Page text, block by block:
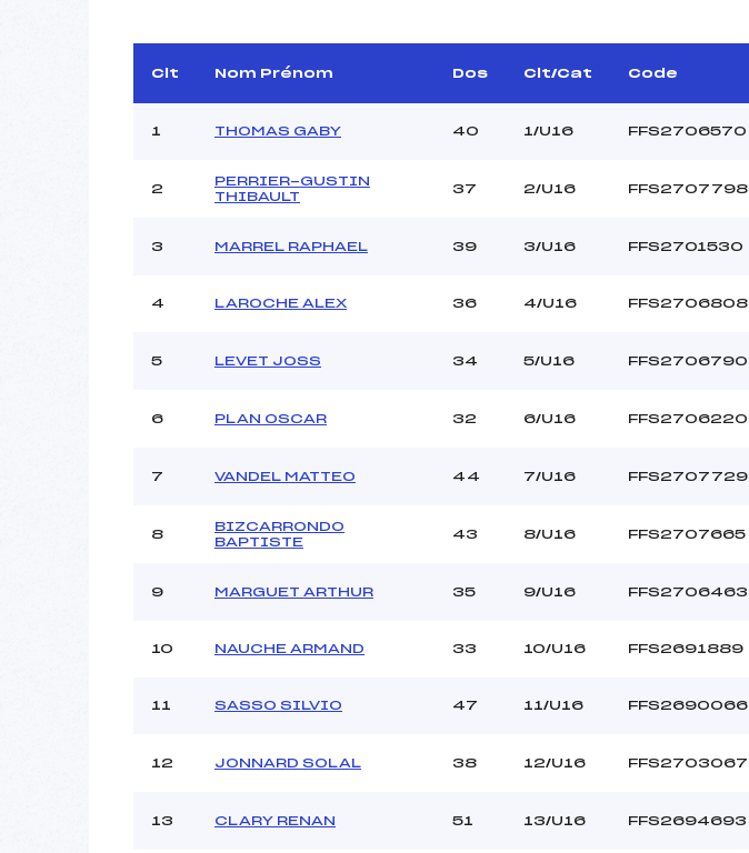
Pénalité appliquée :
90.0000
Clt Nom Prénom Dos Clt/Cat Code
1 THOMAS GABY 40 1/U16 FFS2706570
2
PERRIER-GUSTIN
THIBAULT
37 2/U16 FFS2707798
3 MARREL RAPHAEL 39 3/U16 FFS2701530
4 LAROCHE ALEX 36 4/U16 FFS2706808
5 LEVET JOSS 34 5/U16 FFS2706790
6 PLAN OSCAR 32 6/U16 FFS2706220
7 VANDEL MATTEO 44 7/U16 FFS2707729
8
BIZCARRONDO
BAPTISTE
43 8/U16 FFS2707665
9 MARGUET ARTHUR 35 9/U16 FFS2706463
10 NAUCHE ARMAND 33 10/U16 FFS2691889
11 SASSO SILVIO 47 11/U16 FFS2690066
12 JONNARD SOLAL 38 12/U16 FFS2703067
13 CLARY RENAN 51 13/U16 FFS2694693